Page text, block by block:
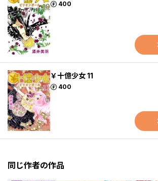
400
ポイント
￥十億少女 11
400
ポイント
同じ作者の作品